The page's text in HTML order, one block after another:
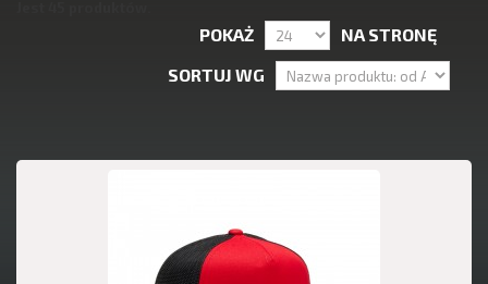
POKAŻ
NA STRONĘ
SORTUJ WG